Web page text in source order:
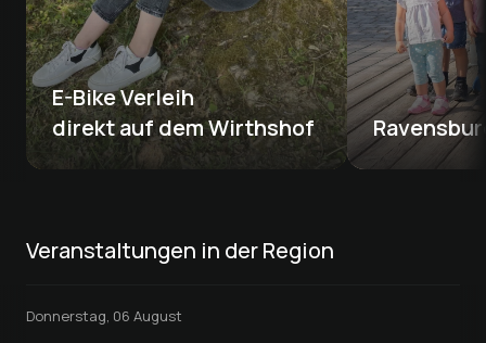
E-Bike Verleih
direkt auf dem Wirthshof
Veranstaltungen in der Region
Donnerstag, 06 August